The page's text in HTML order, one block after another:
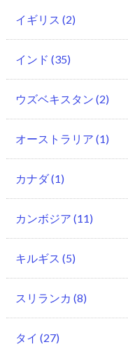
イギリス (2)
インド (35)
ウズベキスタン (2)
オーストラリア (1)
カナダ(1)
カンボジア (11)
キルギス (5)
スリランカ (8)
タイ (27)